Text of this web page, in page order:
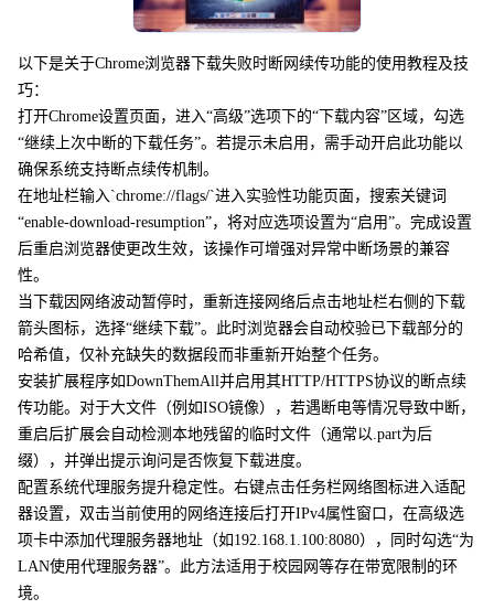
以下是关于Chrome浏览器下载失败时断网续传功能的使用教程及技
巧：
打开Chrome设置页面，进入“高级”选项下的“下载内容”区域，勾选
“继续上次中断的下载任务”。若提示未启用，需手动开启此功能以
确保系统支持断点续传机制。
在地址栏输入`chrome://flags/`进入实验性功能页面，搜索关键词
“enable-download-resumption”，将对应选项设置为“启用”。完成设置
后重启浏览器使更改生效，该操作可增强对异常中断场景的兼容
性。
当下载因网络波动暂停时，重新连接网络后点击地址栏右侧的下载
箭头图标，选择“继续下载”。此时浏览器会自动校验已下载部分的
哈希值，仅补充缺失的数据段而非重新开始整个任务。
安装扩展程序如DownThemAll并启用其HTTP/HTTPS协议的断点续
传功能。对于大文件（例如ISO镜像），若遇断电等情况导致中断，
重启后扩展会自动检测本地残留的临时文件（通常以.part为后
缀），并弹出提示询问是否恢复下载进度。
配置系统代理服务提升稳定性。右键点击任务栏网络图标进入适配
器设置，双击当前使用的网络连接后打开IPv4属性窗口，在高级选
项卡中添加代理服务器地址（如192.168.1.100:8080），同时勾选“为
LAN使用代理服务器”。此方法适用于校园网等存在带宽限制的环
境。